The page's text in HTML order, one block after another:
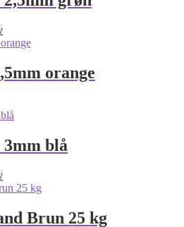
orange
blå
Brun 25 kg